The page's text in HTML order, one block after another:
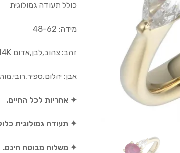
כולל תעודה גמולוגית
מידה: 48-62
זהב: צהוב,לבן,אדום 14K
אבן:
✦ אחריות לכל החיים.
✦ תעודה גמולוגית
✦ משלוח מבוטח חינם.